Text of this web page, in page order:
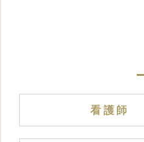
看護師